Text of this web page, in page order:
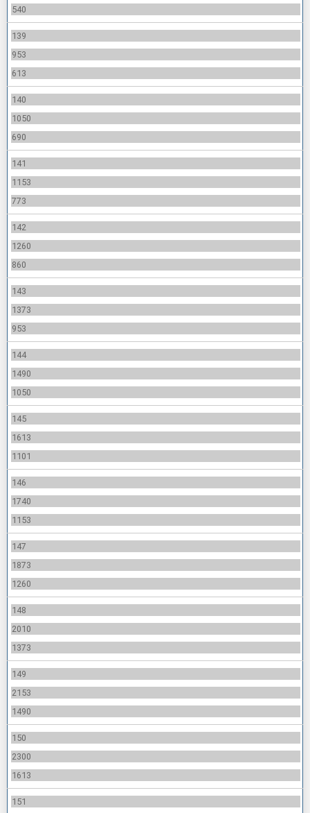
540
139
953
613
140
1050
690
141
1153
773
142
1260
860
143
1373
953
144
1490
1050
145
1613
1101
146
1740
1153
147
1873
1260
148
2010
1373
149
2153
1490
150
2300
1613
151